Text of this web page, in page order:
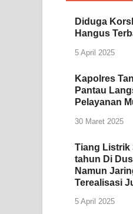
Diduga
Hangus
5 April 2025
Kapolres
Pantau
Pelayanan
30 Maret 2025
Tiang Listrik
tahun Di
Namun
Terealisasi
5 April 2025